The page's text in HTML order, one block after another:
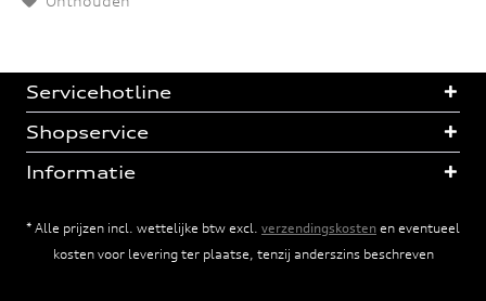
Servicehotline
Shopservice
Informatie
* Alle prijzen incl. wettelijke btw excl. verzendingskosten en eventueel
kosten voor levering ter plaatse, tenzij anderszins beschreven